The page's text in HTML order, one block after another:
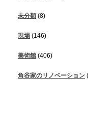
未分類 (8)
現場 (146)
美術館 (406)
角谷家のリノベーション